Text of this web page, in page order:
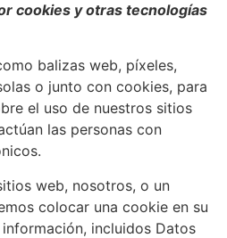
cookies y otras tecnologías
balizas web, píxeles,
o junto con cookies, para
el uso de nuestros sitios
las personas con
web, nosotros, o un
colocar una cookie en su
incluidos Datos